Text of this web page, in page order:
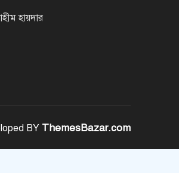
হায়দার
BY ThemesBazar.com